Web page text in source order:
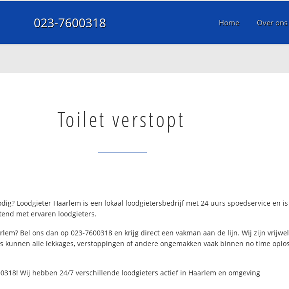
023-7600318 Home Over ons
Toilet verstopt
Loodgieter Haarlem is een lokaal loodgietersbedrijf met 24 uurs spoedservice en
met ervaren loodgieters.
Bel ons dan op 023-7600318 en krijg direct een vakman aan de lijn. Wij zijn
kunnen alle lekkages, verstoppingen of andere ongemakken vaak binnen no time
Wij hebben 24/7 verschillende loodgieters actief in Haarlem en omgeving